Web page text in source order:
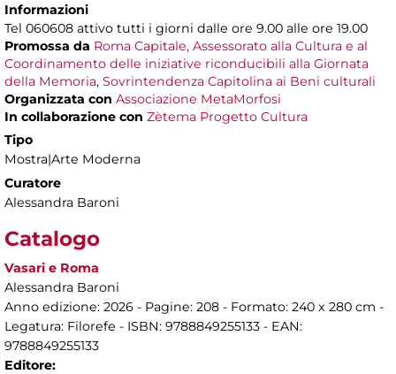
Informazioni
Tel 060608 attivo tutti i giorni dalle ore 9.00 alle ore 19.00
Promossa da Roma Capitale, Assessorato alla Cultura e al
Coordinamento delle iniziative riconducibili alla Giornata
della Memoria, Sovrintendenza Capitolina ai Beni culturali
Organizzata con Associazione MetaMorfosi
In collaborazione con Zètema Progetto Cultura
Tipo
Mostra|Arte Moderna
Curatore
Alessandra Baroni
Catalogo
Vasari e Roma
Alessandra Baroni
Anno edizione: 2026 - Pagine: 208 - Formato: 240 x 280 cm -
Legatura: Filorefe - ISBN: 9788849255133 - EAN:
9788849255133
Editore: